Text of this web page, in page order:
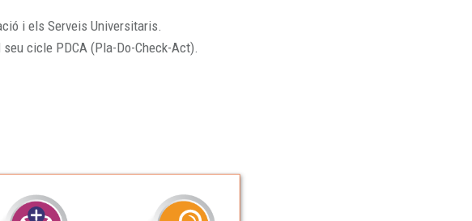
i els Serveis Universitaris.
cicle PDCA (Pla-Do-Check-Act).